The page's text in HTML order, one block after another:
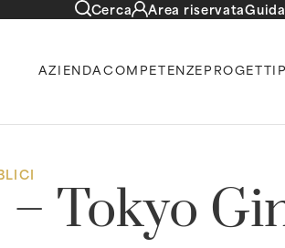
Cerca Area riservata
AZIENDACOMPETENZEPROGETTI
Tokyo